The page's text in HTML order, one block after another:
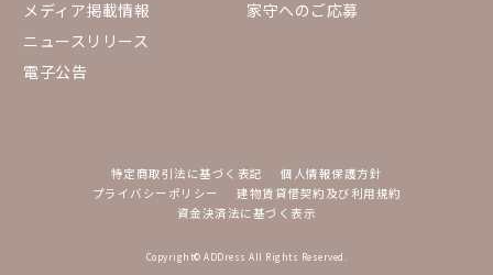
メディア掲載情報
ニュースリリース
電子公告
家守へのご応募
特定商取引法に基づく表記
個人情報保護方針
プライバシーポリシー
建物賃貸借契約及び利用規約
資金決済法に基づく表示
Copyright© ADDress All Rights Reserved.